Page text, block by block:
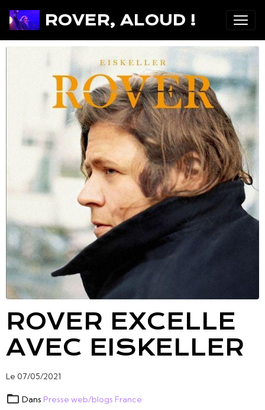
ROVER, ALOUD !
ROVER EXCELLE
AVEC EISKELLER
Le 07/05/2021
Dans Presse web/blogs France